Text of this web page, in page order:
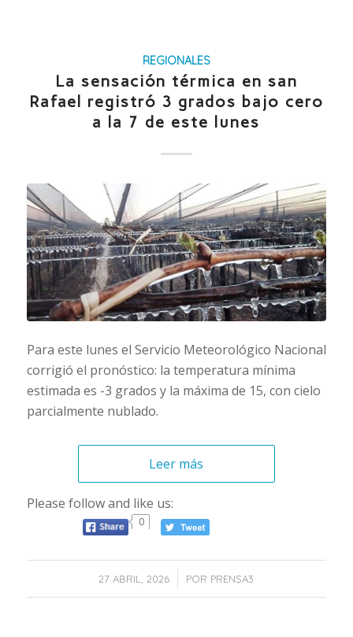
REGIONALES
La sensación térmica en san
Rafael registró 3 grados bajo cero
a la 7 de este lunes
Para este lunes el Servicio Meteorológico Nacional
corrigió el pronóstico: la temperatura mínima
estimada es -3 grados y la máxima de 15, con cielo
parcialmente nublado.
Leer más
Please follow and like us:
0
27 ABRIL, 2026
/ POR PRENSA3